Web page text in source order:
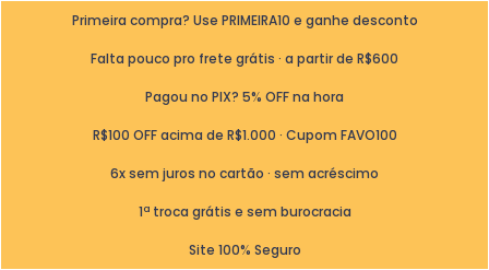
Primeira compra? Use PRIMEIRA10 e ganhe desconto
Falta pouco pro frete grátis · a partir de R$600
Pagou no PIX? 5% OFF na hora
R$100 OFF acima de R$1.000 · Cupom FAVO100
6x sem juros no cartão · sem acréscimo
1ª troca grátis e sem burocracia
Site 100% Seguro